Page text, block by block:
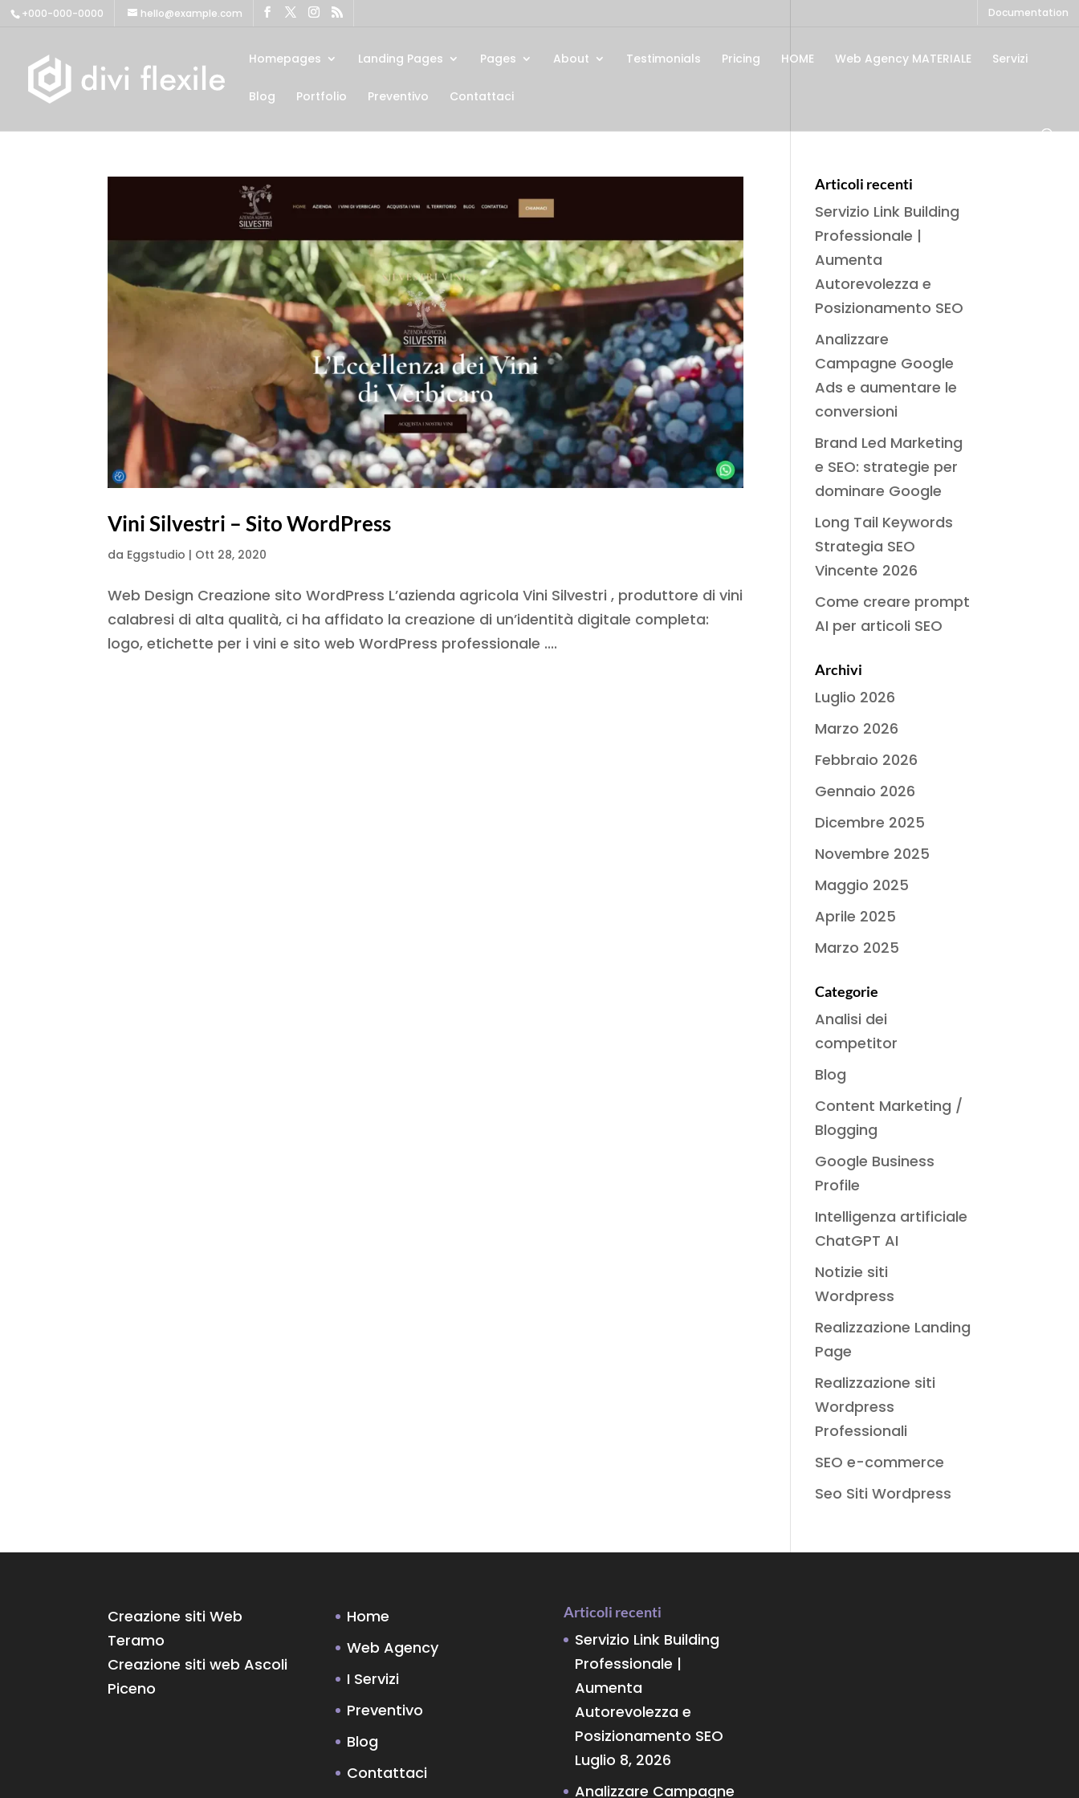
+000-000-0000 hello@example.com Documentation
Homepages Landing Pages Pages About Testimonials Pricing HOME Web Agency MATERIALE Servizi
Blog Portfolio Preventivo Contattaci
Vini Silvestri – Sito WordPress
da Eggstudio | Ott 28, 2020
Web Design Creazione sito WordPress L’azienda agricola Vini Silvestri , produttore di vini
calabresi di alta qualità, ci ha affidato la creazione di un’identità digitale completa:
logo, etichette per i vini e sito web WordPress professionale ....
Articoli recenti
Servizio Link Building
Professionale |
Aumenta
Autorevolezza e
Posizionamento SEO
Analizzare
Campagne Google
Ads e aumentare le
conversioni
Brand Led Marketing
e SEO: strategie per
dominare Google
Long Tail Keywords
Strategia SEO
Vincente 2026
Come creare prompt
AI per articoli SEO
Archivi
Luglio 2026
Marzo 2026
Febbraio 2026
Gennaio 2026
Dicembre 2025
Novembre 2025
Maggio 2025
Aprile 2025
Marzo 2025
Categorie
Analisi dei
competitor
Blog
Content Marketing /
Blogging
Google Business
Profile
Intelligenza artificiale
ChatGPT AI
Notizie siti
Wordpress
Realizzazione Landing
Page
Realizzazione siti
Wordpress
Professionali
SEO e-commerce
Seo Siti Wordpress
Creazione siti Web
Teramo
Creazione siti web Ascoli
Piceno
Home
Web Agency
I Servizi
Preventivo
Blog
Contattaci
Articoli recenti
Servizio Link Building
Professionale |
Aumenta
Autorevolezza e
Posizionamento SEO
Luglio 8, 2026
Analizzare Campagne